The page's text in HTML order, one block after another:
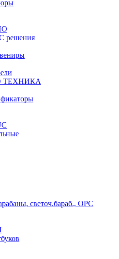
решения
ТЕХНИКА
светоч.бараб., OPC